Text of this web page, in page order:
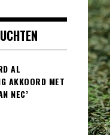
AL
AKKOORD MET
NEC’